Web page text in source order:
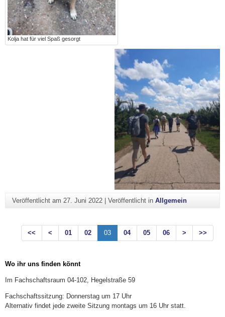
Kolja hat für viel Spaß gesorgt
Veröffentlicht am 27. Juni 2022| Veröffentlicht in Allgemein
<< < 01 02 03 04 05 06 > >>
Wo ihr uns finden könnt
Im Fachschaftsraum 04-102, Hegelstraße 59
Fachschaftssitzung: Donnerstag um 17 Uhr
Alternativ findet jede zweite Sitzung montags um 16 Uhr statt.